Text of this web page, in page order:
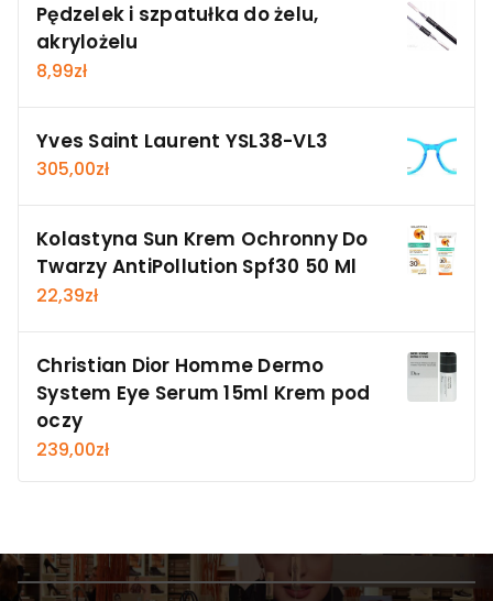
Pędzelek i szpatułka do żelu,
akrylożelu
8,99zł
Yves Saint Laurent YSL38-VL3
305,00zł
Kolastyna Sun Krem Ochronny Do
Twarzy AntiPollution Spf30 50 Ml
22,39zł
Christian Dior Homme Dermo
System Eye Serum 15ml Krem pod
oczy
239,00zł